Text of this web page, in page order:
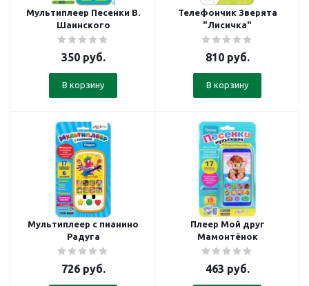
Мультиплеер Песенки В.
Шаинского
350руб.
В корзину
Телефончик Зверята
"Лисичка"
810руб.
В корзину
Мультиплеер с пианино
Радуга
726руб.
Плеер Мой друг
Мамонтёнок
463 руб.